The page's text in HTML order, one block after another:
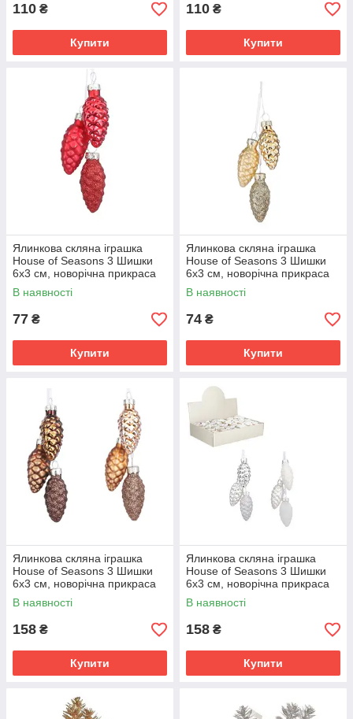
110 ₴
Купити
110 ₴
Купити
Ялинкова скляна іграшка
House of Seasons 3 Шишки
6х3 см, новорічна прикраса
на ялинку зв'язка шишок зі
скла, Червоний
В наявності
77 ₴
Купити
Ялинкова скляна іграшка
House of Seasons 3 Шишки
6х3 см, новорічна прикраса
на ялинку зв'язка шишок зі
скла, Золотий
В наявності
74 ₴
Купити
Ялинкова скляна іграшка
House of Seasons 3 Шишки
6х3 см, новорічна прикраса
на ялинку 2 шт. зі скла,
Мідний
В наявності
158 ₴
Купити
Ялинкова скляна іграшка
House of Seasons 3 Шишки
6х3 см, новорічна прикраса
на ялинку 2 шт. зі скла, Білий/
срібло
В наявності
158 ₴
Купити